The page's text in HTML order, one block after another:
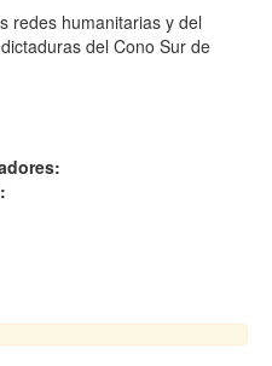
redes humanitarias y del
del Cono Sur de